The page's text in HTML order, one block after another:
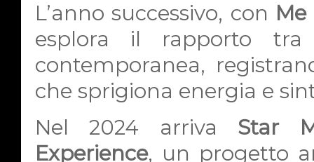
L’anno successivo, con
esplora il rapporto tra
contemporanea,
che sprigiona energia e
Nel 2024 arriva Star
Experience, un progetto